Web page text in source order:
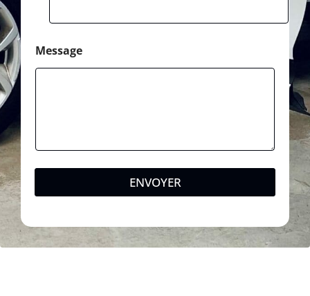
Message
ENVOYER